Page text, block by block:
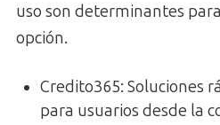
uso son determinantes
opción.
Credito365: Soluciones
para usuarios desde la